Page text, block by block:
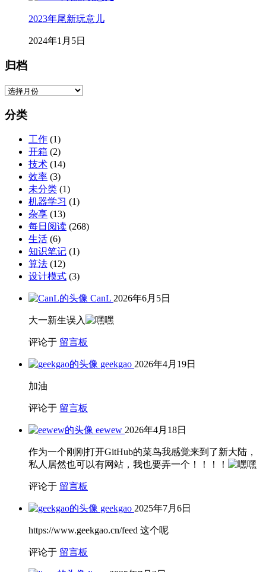
2023年尾新玩意儿
2024年1月5日
归档
归
分类
工作 (1)
开箱 (2)
技术 (14)
效率 (3)
未分类 (1)
机器学习 (1)
杂享 (13)
每日阅读 (268)
生活 (6)
知识笔记 (1)
算法 (12)
设计模式 (3)
CanL 2026年6月5日
大一新生误入
评论于 留言板
geekgao 2026年4月19日
加油
评论于 留言板
eewew 2026年4月18日
作为一个刚刚打开GitHub的菜鸟我感觉来到了新大陆，
私人居然也可以有网站，我也要弄一个！！！！
评论于 留言板
geekgao 2025年7月6日
https://www.geekgao.cn/feed 这个呢
评论于 留言板